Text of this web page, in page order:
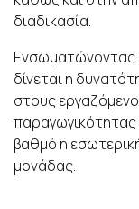
διαδικασία.
Ενσωματώνοντας
δίνεται η
στους
παραγωγικότητας
βαθμό η
μονάδας.